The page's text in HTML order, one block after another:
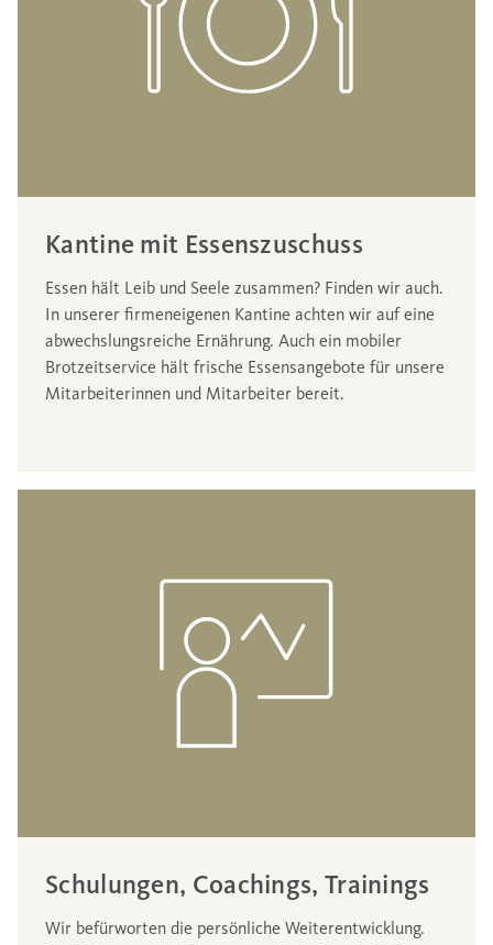
Kantine mit Essenszuschuss
Essen hält Leib und Seele zusammen? Finden wir auch.
In unserer firmeneigenen Kantine achten wir auf eine
abwechslungsreiche Ernährung. Auch ein mobiler
Brotzeitservice hält frische Essensangebote für unsere
Mitarbeiterinnen und Mitarbeiter bereit.
Schulungen, Coachings, Trainings
Wir befürworten die persönliche Weiterentwicklung.